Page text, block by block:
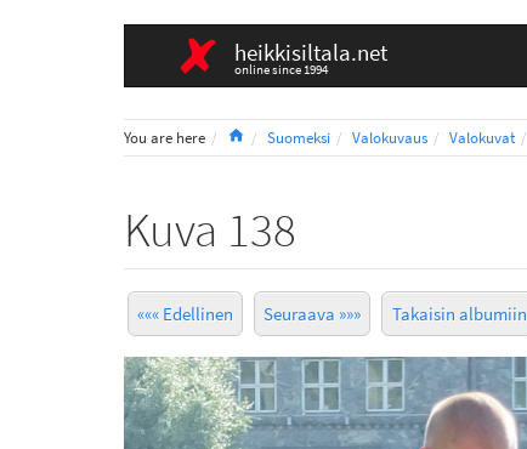
heikkisiltala.net
online since 1994
You are here HomeSuomeksi Valokuvaus Valokuvat
Kuva 138
««« Edellinen Seuraava »»» Takaisin albumiin